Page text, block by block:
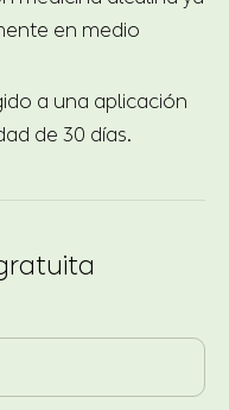
en medio
a una aplicación
de 30 días.